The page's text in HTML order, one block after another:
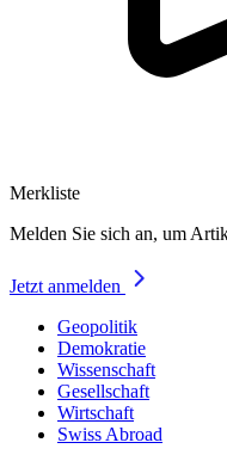
Merkliste
Melden Sie sich an, um
Jetzt anmelden
Geopolitik
Demokratie
Wissenschaft
Gesellschaft
Wirtschaft
Swiss Abroad